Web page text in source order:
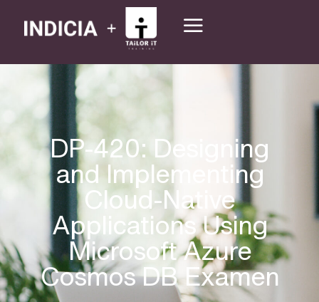
DP-420: Designing
and Implementing
Cloud-Native
Applications Using
Microsoft Azure
Cosmos DB Examen